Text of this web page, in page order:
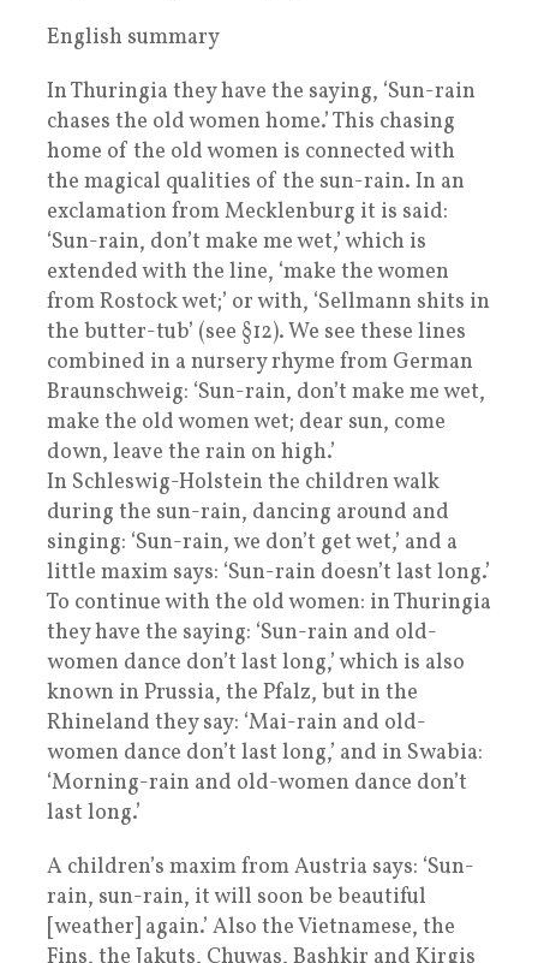
English summary
In Thuringia they have the saying, ‘Sun-rain
chases the old women home.’ This chasing
home of the old women is connected with
the magical qualities of the sun-rain. In an
exclamation from Mecklenburg it is said:
‘Sun-rain, don’t make me wet,’ which is
extended with the line, ‘make the women
from Rostock wet;’ or with, ‘Sellmann shits in
the butter-tub’ (see §12). We see these lines
combined in a nursery rhyme from German
Braunschweig: ‘Sun-rain, don’t make me wet,
make the old women wet; dear sun, come
down, leave the rain on high.’
In Schleswig-Holstein the children walk
during the sun-rain, dancing around and
singing: ‘Sun-rain, we don’t get wet,’ and a
little maxim says: ‘Sun-rain doesn’t last long.’
To continue with the old women: in Thuringia
they have the saying: ‘Sun-rain and old-
women dance don’t last long,’ which is also
known in Prussia, the Pfalz, but in the
Rhineland they say: ‘Mai-rain and old-
women dance don’t last long,’ and in Swabia:
‘Morning-rain and old-women dance don’t
last long.’
A children’s maxim from Austria says: ‘Sun-
rain, sun-rain, it will soon be beautiful
[weather] again.’ Also the Vietnamese, the